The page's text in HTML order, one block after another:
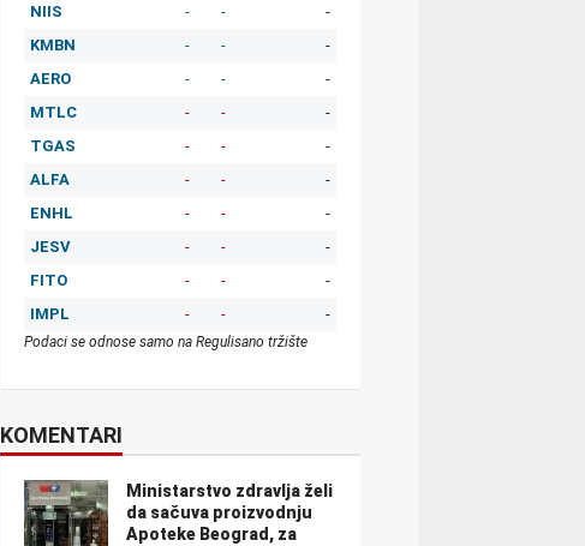
NIIS
- -
-
KMBN
- -
-
AERO
- -
-
MTLC
- -
-
TGAS
- -
-
ALFA
- -
-
ENHL
- -
-
JESV
- -
-
FITO
- -
-
IMPL
- - -
Podaci se odnose samo na Regulisano tržište
KOMENTARI
Ministarstvo zdravlja želi
da sačuva proizvodnju
Apoteke Beograd, za